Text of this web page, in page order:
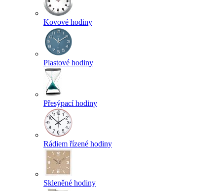
Kovové hodiny
Plastové hodiny
Přesýpací hodiny
Rádiem řízené hodiny
Skleněné hodiny